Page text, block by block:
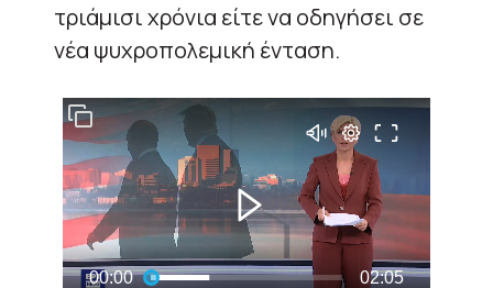
τριάμισι χρόνια είτε να οδηγήσει σε
νέα ψυχροπολεμική ένταση.